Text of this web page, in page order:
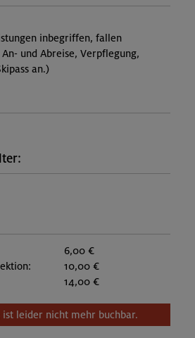
inbegriffen, fallen
und Abreise, Verpflegung,
an.)
6,00 €
10,00 €
14,00 €
ist leider nicht mehr buchbar.